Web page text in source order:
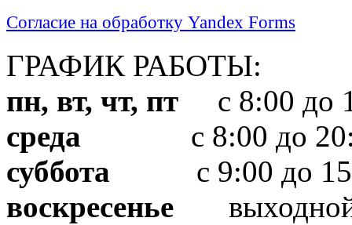
Согласие на обработку Yandex Forms
ГРАФИК РАБОТЫ:
пн, вт, чт, пт с 8:00 до
среда с 8:00 до
суббота с 9:00 до
воскресенье